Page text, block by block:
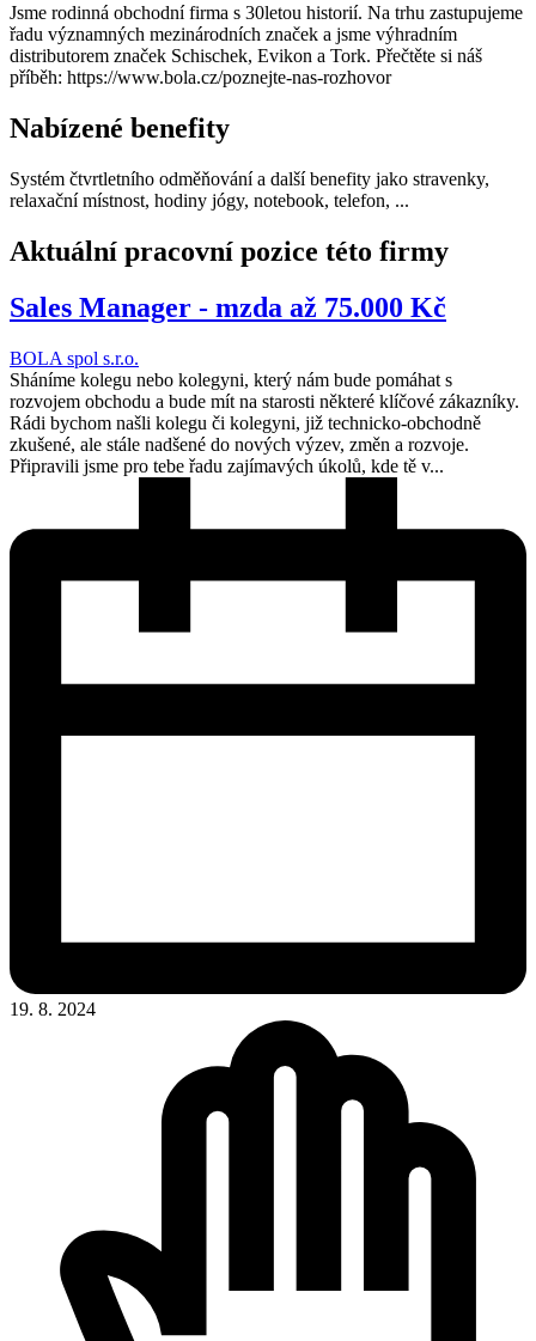
Jsme rodinná obchodní firma s 30letou historií. Na trhu zastupujeme
řadu významných mezinárodních značek a jsme výhradním
distributorem značek Schischek, Evikon a Tork. Přečtěte si náš
příběh: https://www.bola.cz/poznejte-nas-rozhovor
Nabízené benefity
Systém čtvrtletního odměňování a další benefity jako stravenky,
relaxační místnost, hodiny jógy, notebook, telefon, ...
Aktuální pracovní pozice této firmy
Sales Manager - mzda až 75.000 Kč
BOLA spol s.r.o.
Sháníme kolegu nebo kolegyni, který nám bude pomáhat s
rozvojem obchodu a bude mít na starosti některé klíčové zákazníky.
Rádi bychom našli kolegu či kolegyni, již technicko-obchodně
zkušené, ale stále nadšené do nových výzev, změn a rozvoje.
Připravili jsme pro tebe řadu zajímavých úkolů, kde tě v...
19. 8. 2024